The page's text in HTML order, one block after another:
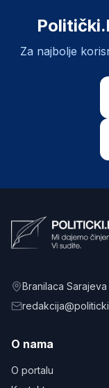
Za najbolje
Branilaca Sarajeva
O nama
O portalu